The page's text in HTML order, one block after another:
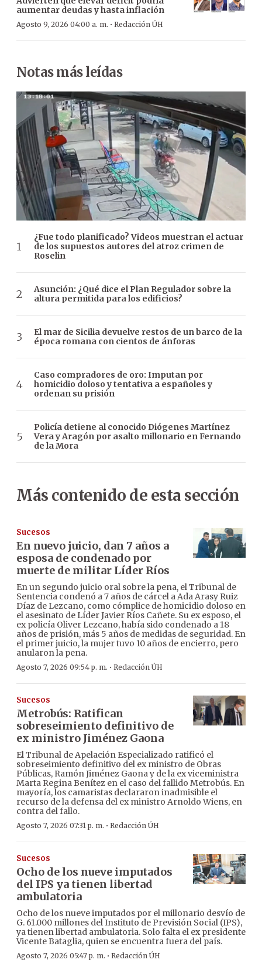
aumentar deudas y hasta inflación
Agosto 9, 2026 04:00 a. m. · Redacción ÚH
Notas más leídas
¿Fue todo planificado? Videos muestran el actuar
de los supuestos autores del atroz crimen de
Roselin
Asunción: ¿Qué dice el Plan Regulador sobre la
altura permitida para los edificios?
El mar de Sicilia devuelve restos de un barco de la
época romana con cientos de ánforas
Caso compradores de oro: Imputan por
homicidio doloso y tentativa a españoles y
ordenan su prisión
Policía detiene al conocido Diógenes Martínez
Vera y Aragón por asalto millonario en Fernando
de la Mora
Más contenido de esta sección
Sucesos
En nuevo juicio, dan 7 años a
esposa de condenado por
muerte de militar Líder Ríos
En un segundo juicio oral sobre la pena, el Tribunal de
Sentencia condenó a 7 años de cárcel a Ada Arasy Ruiz
Díaz de Lezcano, como cómplice de homicidio doloso en
el asesinato de Líder Javier Ríos Cañete. Su ex esposo, el
ex policía Oliver Lezcano, había sido condenado a 18
años de prisión, más 5 años de medidas de seguridad. En
el primer juicio, la mujer tuvo 10 años de encierro, pero
anularon la pena.
Agosto 7, 2026 09:54 p. m. · Redacción ÚH
Sucesos
Metrobús: Ratifican
sobreseimiento definitivo de
ex ministro Jiménez Gaona
El Tribunal de Apelación Especializado ratificó el
sobreseimiento definitivo del ex ministro de Obras
Públicas, Ramón Jiménez Gaona y de la ex viceministra
Marta Regina Benítez en el caso del fallido Metrobús. En
mayoría, los camaristas declararon inadmisible el
recurso de la defensa del ex ministro Arnoldo Wiens, en
contra del fallo.
Agosto 7, 2026 07:31 p. m. · Redacción ÚH
Sucesos
Ocho de los nueve imputados
del IPS ya tienen libertad
ambulatoria
Ocho de los nueve imputados por el millonario desvío de
G. 61.000 millones del Instituto de Previsión Social (IPS),
ya tienen libertad ambulatoria. Solo falta el ex presidente
Vicente Bataglia, quien se encuentra fuera del país.
Agosto 7, 2026 05:47 p. m. · Redacción ÚH